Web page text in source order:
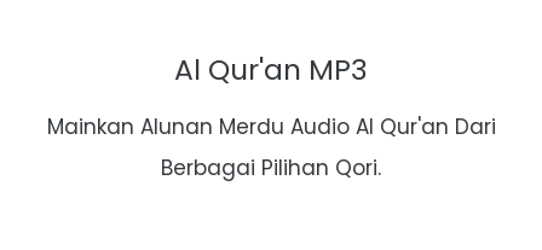
Al Qur'an MP3
Mainkan Alunan Merdu Audio Al Qur'an Dari
Berbagai Pilihan Qori.